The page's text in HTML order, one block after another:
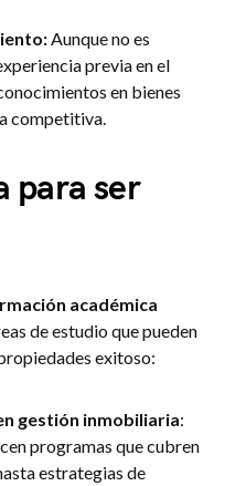
Aunque no es
previa en el
en bienes
competitiva.
para ser
académica
de estudio que pueden
exitoso:
gestión inmobiliaria:
programas que cubren
estrategias de